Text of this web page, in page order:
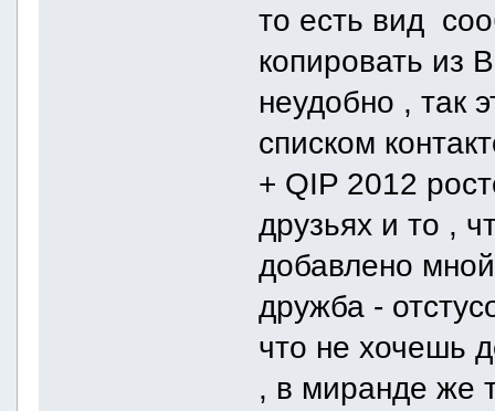
то есть вид
копировать из
неудобно , так
списком
+ QIP 2012
друзьях и то ,
добавлено
дружба -
что не хочешь
, в миранде же